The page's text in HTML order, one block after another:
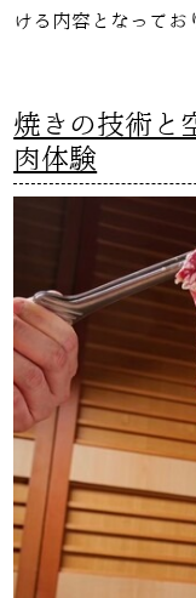
ける内容となってお
焼きの技術と
肉体験